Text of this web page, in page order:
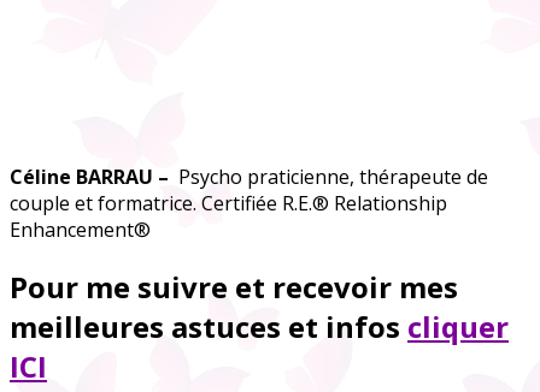
Céline BARRAU – Psycho praticienne, thérapeute de
couple et formatrice. Certifiée R.E.® Relationship
Enhancement®
Pour me suivre et recevoir mes
meilleures astuces et infos cliquer
ICI